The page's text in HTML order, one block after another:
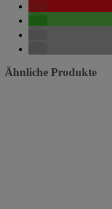
Ähnliche Produkte